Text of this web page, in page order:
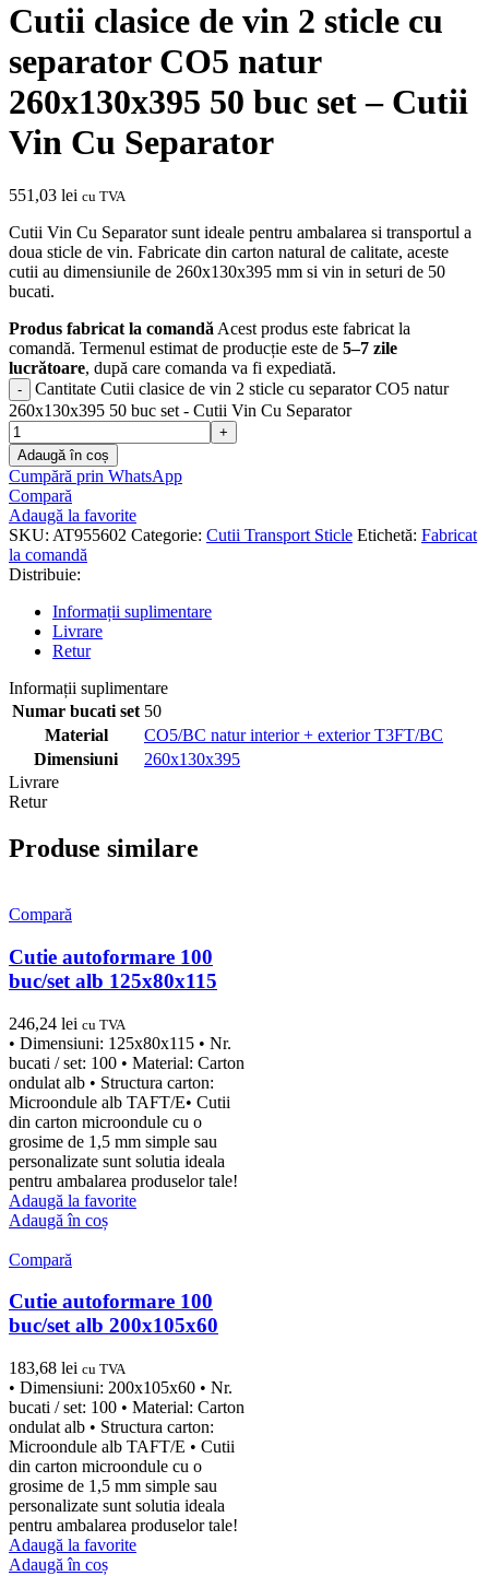
Cutii clasice de vin 2 sticle cu
separator CO5 natur
260x130x395 50 buc set – Cutii
Vin Cu Separator
551,03 lei cu TVA
Cutii Vin Cu Separator sunt ideale pentru ambalarea si transportul a
doua sticle de vin. Fabricate din carton natural de calitate, aceste
cutii au dimensiunile de 260x130x395 mm si vin in seturi de 50
bucati.
Produs fabricat la comandăAcest produs este fabricat la
comandă. Termenul estimat de producție este de 5–7 zile
lucrătoare, după care comanda va fi expediată.
Cantitate Cutii clasice de vin 2 sticle cu separator CO5 natur
260x130x395 50 buc set - Cutii Vin Cu Separator
Adaugă în coș
Cumpără prin WhatsApp
Compară
Adaugă la favorite
SKU: AT955602 Categorie: Cutii Transport Sticle Etichetă: Fabricat
la comandă
Distribuie:
Informații suplimentare
Livrare
Retur
Informații suplimentare
Numar bucati set 50
Material
CO5/BC natur interior + exterior T3FT/BC
Dimensiuni
260x130x395
Livrare
Retur
Produse similare
Compară
Cutie autoformare 100
buc/set alb 125x80x115
246,24 lei cu TVA
• Dimensiuni: 125x80x115 • Nr.
bucati / set: 100 • Material: Carton
ondulat alb • Structura carton:
Microondule alb TAFT/E• Cutii
din carton microondule cu o
grosime de 1,5 mm simple sau
personalizate sunt solutia ideala
pentru ambalarea produselor tale!
Adaugă la favorite
Adaugă în coș
Compară
Cutie autoformare 100
buc/set alb 200x105x60
183,68 lei cu TVA
• Dimensiuni: 200x105x60 • Nr.
bucati / set: 100 • Material: Carton
ondulat alb • Structura carton:
Microondule alb TAFT/E • Cutii
din carton microondule cu o
grosime de 1,5 mm simple sau
personalizate sunt solutia ideala
pentru ambalarea produselor tale!
Adaugă la favorite
Adaugă în coș